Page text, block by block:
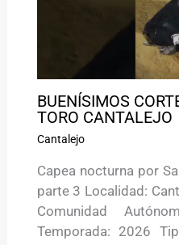
BUENÍSIMOS
TORO CANTALEJO
Cantalejo
Capea nocturna por
parte 3 Localidad:
Comunidad
Temporada: 2026